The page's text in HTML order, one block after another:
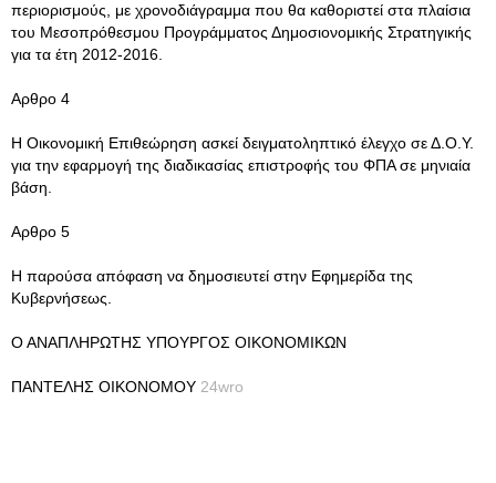
περιορισμούς, με χρονοδιάγραμμα που θα καθοριστεί στα πλαίσια
του Μεσοπρόθεσμου Προγράμματος Δημοσιονομικής Στρατηγικής
για τα έτη 2012-2016.
Αρθρο 4
Η Οικονομική Επιθεώρηση ασκεί δειγματοληπτικό έλεγχο σε Δ.Ο.Υ.
για την εφαρμογή της διαδικασίας επιστροφής του ΦΠΑ σε μηνιαία
βάση.
Αρθρο 5
Η παρούσα απόφαση να δημοσιευτεί στην Εφημερίδα της
Κυβερνήσεως.
Ο ΑΝΑΠΛΗΡΩΤΗΣ ΥΠΟΥΡΓΟΣ ΟΙΚΟΝΟΜΙΚΩΝ
ΠΑΝΤΕΛΗΣ ΟΙΚΟΝΟΜΟΥ 24wro